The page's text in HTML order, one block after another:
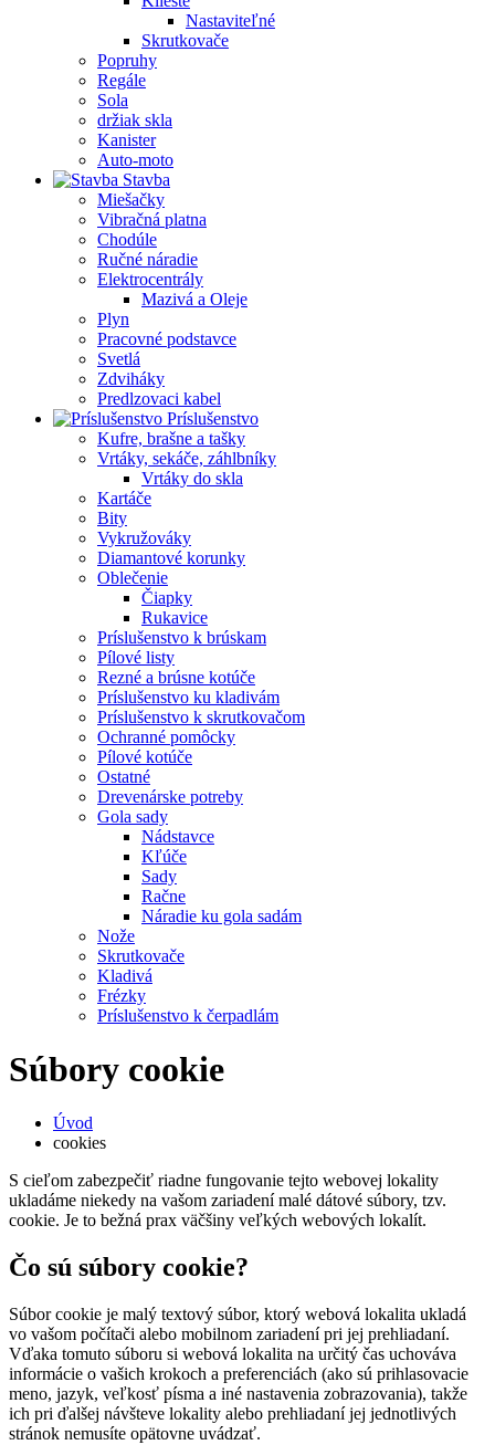
Nastaviteľné
Skrutkovače
Popruhy
Regále
Sola
držiak skla
Kanister
Auto-moto
Stavba
Miešačky
Vibračná platna
Chodúle
Ručné náradie
Elektrocentrály
Mazivá a Oleje
Plyn
Pracovné podstavce
Svetlá
Zdviháky
Predlzovaci kabel
Príslušenstvo
Kufre, brašne a tašky
Vrtáky, sekáče, záhlbníky
Vrtáky do skla
Kartáče
Bity
Vykružováky
Diamantové korunky
Oblečenie
Čiapky
Rukavice
Príslušenstvo k brúskam
Pílové listy
Rezné a brúsne kotúče
Príslušenstvo ku kladivám
Príslušenstvo k skrutkovačom
Ochranné pomôcky
Pílové kotúče
Ostatné
Drevenárske potreby
Gola sady
Nádstavce
Kľúče
Sady
Račne
Náradie ku gola sadám
Nože
Skrutkovače
Kladivá
Frézky
Príslušenstvo k čerpadlám
Súbory cookie
Úvod
cookies
S cieľom zabezpečiť riadne fungovanie tejto webovej lokality
ukladáme niekedy na vašom zariadení malé dátové súbory, tzv.
cookie. Je to bežná prax väčšiny veľkých webových lokalít.
Čo sú súbory cookie?
Súbor cookie je malý textový súbor, ktorý webová lokalita ukladá
vo vašom počítači alebo mobilnom zariadení pri jej prehliadaní.
Vďaka tomuto súboru si webová lokalita na určitý čas uchováva
informácie o vašich krokoch a preferenciách (ako sú prihlasovacie
meno, jazyk, veľkosť písma a iné nastavenia zobrazovania), takže
ich pri ďalšej návšteve lokality alebo prehliadaní jej jednotlivých
stránok nemusíte opätovne uvádzať.